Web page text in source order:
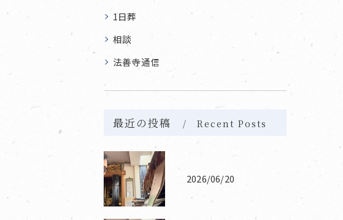
1日葬
相談
法善寺通信
最近の投稿 Recent Posts
2026/06/20